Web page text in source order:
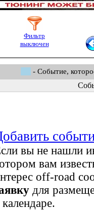
Фильтр
выключен
- Событие,
вы не нашли
вам
оff-road
для